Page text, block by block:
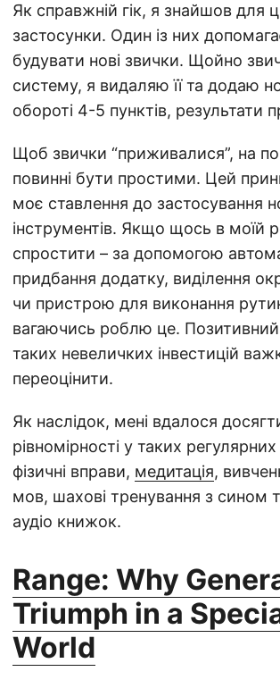
Як справжній гік, я знайшов для
застосунки. Один із них
будувати нові звички. Щойно
систему, я видаляю її та додаю
обороті 4-5 пунктів, результати
Щоб звички “приживалися”, на
повинні бути простими. Цей
моє ставлення до застосування
інструментів. Якщо щось в моїй
спростити – за допомогою
придбання додатку, виділення
чи пристрою для виконання
вагаючись роблю це. Позитивний
таких невеличких інвестицій
переоцінити.
Як наслідок, мені вдалося
рівномірності у таких
фізичні вправи, медитація,
мов, шахові тренування з сином
аудіо книжок.
Range: Why
Triumph in a
World